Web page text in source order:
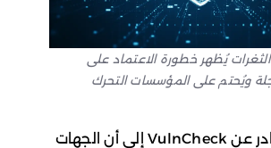
يُظهر خطورة الاعتماد على
ويُحتم على المؤسسات التحرك
أشار تقرير جديد صادر عن VulnCheck إلى أن الجهات